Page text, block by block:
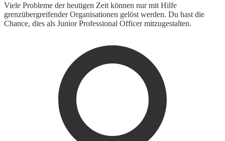
Viele Probleme der heutigen Zeit können nur mit Hilfe
grenzübergreifender Organisationen gelöst werden. Du hast die
Chance, dies als Junior Professional Officer mitzugestalten.